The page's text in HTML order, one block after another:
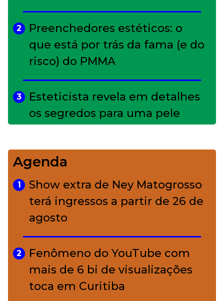
2
Preenchedores estéticos: o
que está por trás da fama (e do
risco) do PMMA
3
Esteticista revela em detalhes
os segredos para uma pele
4
Bolsas de palha e ráfia: o
charme rústico que
conquistou o luxo
A ciência por trás da skincare: a
função de cada ativo
Agenda
1
Show extra de Ney Matogrosso
terá ingressos a partir de 26 de
agosto
2
Fenômeno do YouTube com
mais de 6 bi de visualizações
toca em Curitiba